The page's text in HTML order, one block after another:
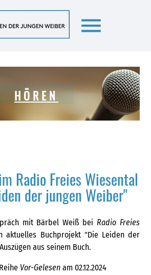
menu
HÖREN
Radio Freies Wiesental
der jungen Weiber"
mit Bärbel Weiß beiRadio Freies
aktuelles Buchprojekt "Die Leiden der
aus seinem Buch.
Vor-Gelesen am 02.12.2024